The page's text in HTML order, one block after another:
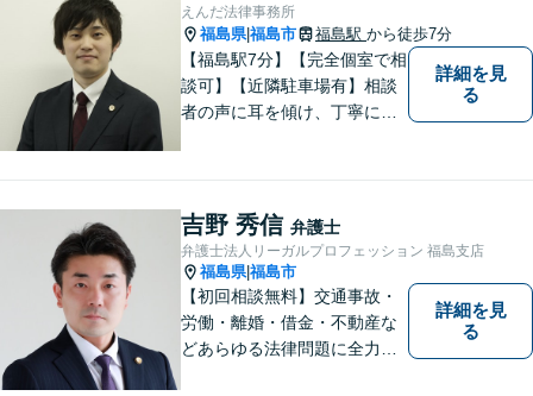
えんだ法律事務所
福島県|福島市 福島駅 から徒歩7分
【福島駅7分】【完全個室で相
談可】【近隣駐車場有】相談
者の声に耳を傾け、丁寧にわ
った」と思っていただけるよ
うに全力を尽くしていきま
す。
詳細を見
る
吉野 秀信 弁護士
弁護士法人リーガルプロフェッション 福島支店
福島県|福島市
【初回相談無料】交通事故・
労働・離婚・借金・不動産な
どあらゆる法律問題に全力を
詳細を見
る